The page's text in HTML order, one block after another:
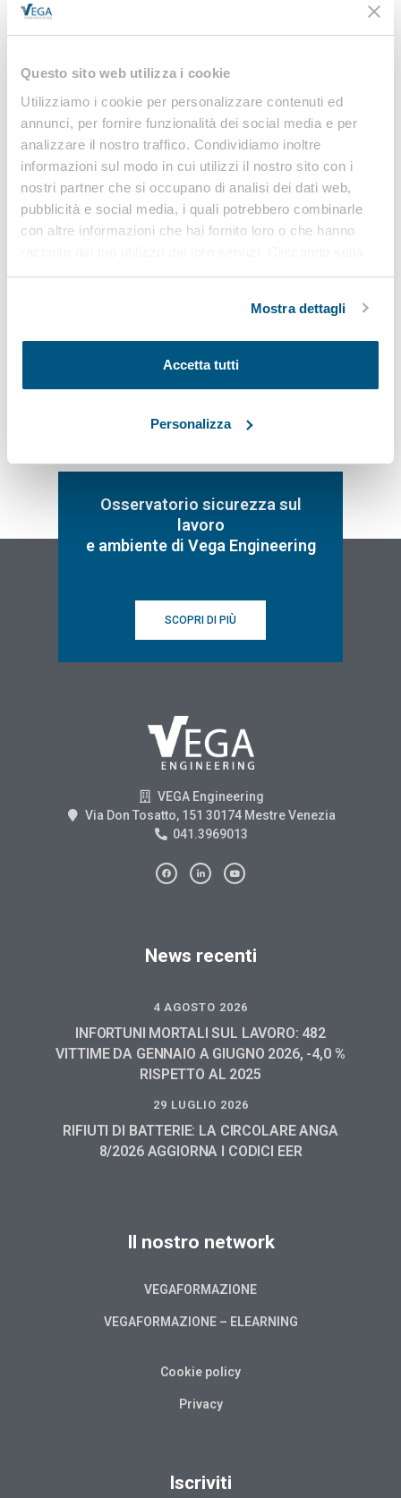
Questo sito web utilizza i cookie
Utilizziamo i cookie per personalizzare contenuti ed
annunci, per fornire funzionalità dei social media e per
analizzare il nostro traffico. Condividiamo inoltre
informazioni sul modo in cui utilizzi il nostro sito con i
nostri partner che si occupano di analisi dei dati web,
pubblicità e social media, i quali potrebbero combinarle
con altre informazioni che hai fornito loro o che hanno
“X” in alto a destra si procederà rifiutando tutti i cookie,
Mostra dettagli
Accetta tutti
Personalizza
LEGISLAZIONE
Iscriviti alla nostra
Newsletter
Notizie, Modulistica e Linee Guida gratuite per
e normative
Osservatorio sicurezza sul
lavoro
e ambiente di Vega Engineering
SCOPRI DI PIÙ
VEGA Engineering
Via Don Tosatto, 151 30174 Mestre Venezia
041.3969013
News recenti
4 AGOSTO 2026
INFORTUNI MORTALI SUL LAVORO: 482
VITTIME DA GENNAIO A GIUGNO 2026, -4,0 %
RISPETTO AL 2025
29 LUGLIO 2026
RIFIUTI DI BATTERIE: LA CIRCOLARE ANGA
8/2026 AGGIORNA I CODICI EER
Il nostro network
VEGAFORMAZIONE
VEGAFORMAZIONE – ELEARNING
Cookie policy
Privacy
Iscriviti